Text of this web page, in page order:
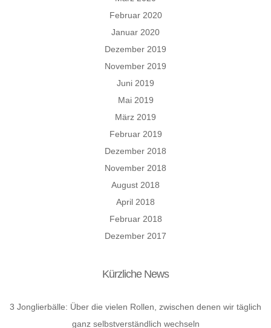
Februar 2020
Januar 2020
Dezember 2019
November 2019
Juni 2019
Mai 2019
März 2019
Februar 2019
Dezember 2018
November 2018
August 2018
April 2018
Februar 2018
Dezember 2017
Kürzliche News
3 Jonglierbälle: Über die vielen Rollen, zwischen denen wir täglich
ganz selbstverständlich wechseln